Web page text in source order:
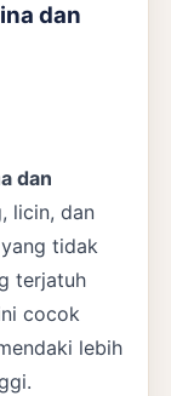
dan
dan
licin, dan
tidak
terjatuh
cocok
lebih